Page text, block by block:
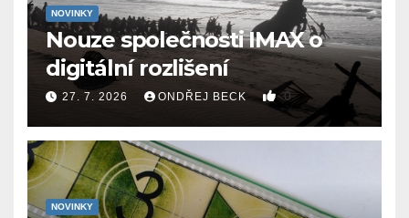
NOVINKY
Nouze společnosti IMAX o
digitální rozlišení
27. 7. 2026 ONDŘEJ BECK 0
NOVINKY